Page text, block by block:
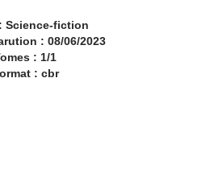
Science-fiction
: 08/06/2023
: 1/1
: cbr